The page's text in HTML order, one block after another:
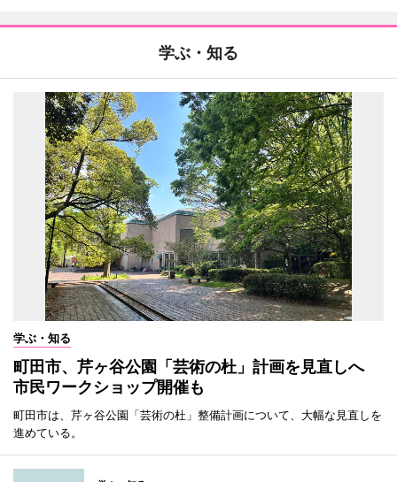
学ぶ・知る
学ぶ・知る
町田市、芹ヶ谷公園「芸術の杜」計画を見直しへ
市民ワークショップ開催も
町田市は、芹ヶ谷公園「芸術の杜」整備計画について、大幅な見直しを
進めている。